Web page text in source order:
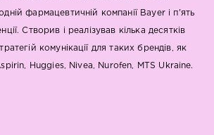
фармацевтичній компанії Bayer і п'ять
Створив і реалізував кілька десятків
комунікації для таких брендів, як
Huggies, Nivea, Nurofen, MTS Ukraine.